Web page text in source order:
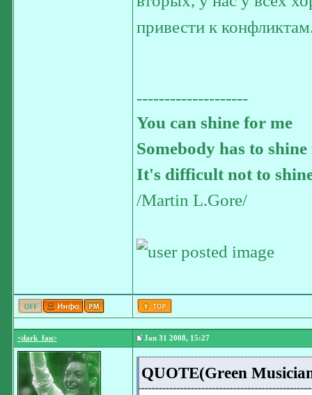
привести к
--------------------
You can shine for me
Somebody has to
It's difficult not to
/Martin L.Gore/
<dark_fan> Jan 31 2008, 15:27
QUOTE(Green